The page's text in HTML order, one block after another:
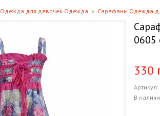
Одежда для девочек Одежда » Сарафаны Одежда
0605
330
Артикул:
В